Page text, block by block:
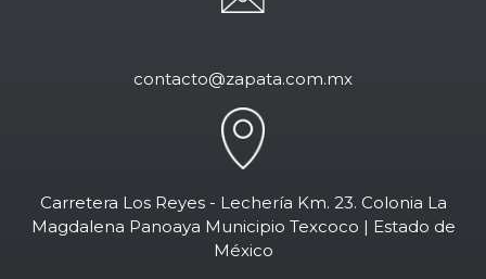
contacto@zapata.com.mx
Carretera Los Reyes - Lechería Km. 23. Colonia La
Magdalena Panoaya Municipio Texcoco | Estado de
México